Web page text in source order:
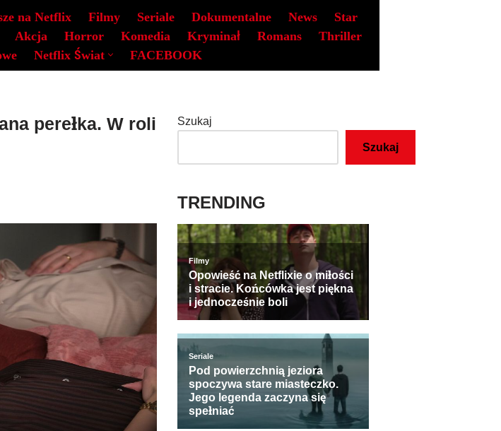
na Netflix Filmy Seriale Dokumentalne News
Star
Akcja Horror Komedia Kryminał Romans
Thriller
Netflix Świat FACEBOOK
perełka. W roli
Szukaj
Szukaj
TRENDING